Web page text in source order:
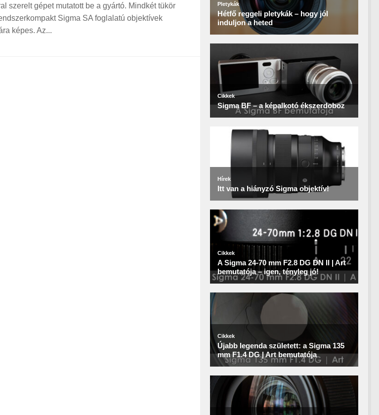
szerelt gépet mutatott be a gyártó. Mindkét tükör
Sigma SA foglalatú objektívek
képes. Az...